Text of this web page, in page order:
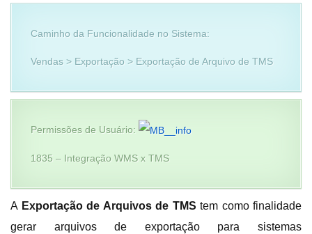
Caminho da Funcionalidade no Sistema:
Vendas > Exportação > Exportação de Arquivo de TMS
Permissões de Usuário:
1835 – Integração WMS x TMS
A Exportação de Arquivos de TMS tem como finalidade
gerar arquivos de exportação para sistemas